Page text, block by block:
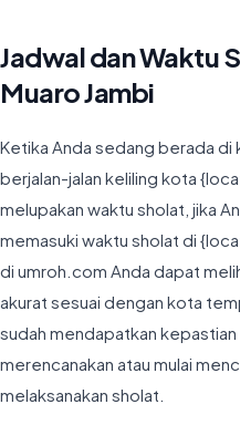
Jadwal dan Waktu
Muaro Jambi
Ketika Anda sedang berada
berjalan-jalan keliling kota
melupakan waktu sholat, jika
memasuki waktu sholat di
di umroh.com Anda dapat
akurat sesuai dengan kota
sudah mendapatkan
merencanakan atau mulai
melaksanakan sholat.